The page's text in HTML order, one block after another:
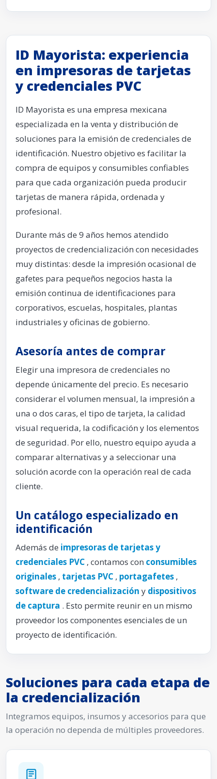
ID Mayorista: experiencia
en impresoras de tarjetas
y credenciales PVC
ID Mayorista es una empresa mexicana
especializada en la venta y distribución de
soluciones para la emisión de credenciales de
identificación. Nuestro objetivo es facilitar la
compra de equipos y consumibles confiables
para que cada organización pueda producir
tarjetas de manera rápida, ordenada y
profesional.
Durante más de 9 años hemos atendido
proyectos de credencialización con necesidades
muy distintas: desde la impresión ocasional de
gafetes para pequeños negocios hasta la
emisión continua de identificaciones para
corporativos, escuelas, hospitales, plantas
industriales y oficinas de gobierno.
Asesoría antes de comprar
Elegir una impresora de credenciales no
depende únicamente del precio. Es necesario
considerar el volumen mensual, la impresión a
una o dos caras, el tipo de tarjeta, la calidad
visual requerida, la codificación y los elementos
de seguridad. Por ello, nuestro equipo ayuda a
comparar alternativas y a seleccionar una
solución acorde con la operación real de cada
cliente.
Un catálogo especializado en
identificación
Además de impresoras de tarjetas y
credenciales PVC , contamos con consumibles
originales , tarjetas PVC , portagafetes ,
software de credencialización y dispositivos
de captura . Esto permite reunir en un mismo
proveedor los componentes esenciales de un
proyecto de identificación.
Soluciones para cada etapa de
la credencialización
Integramos equipos, insumos y accesorios para que
la operación no dependa de múltiples proveedores.